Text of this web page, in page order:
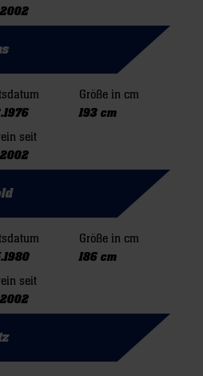
Größe in cm
193 cm
seit
Größe in cm
186 cm
seit